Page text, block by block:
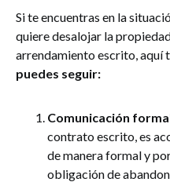
Si te encuentras en la
quiere desalojar la
arrendamiento escrito, aquí
puedes seguir:
Comunicación
contrato escrito, es
de manera formal y
obligación de